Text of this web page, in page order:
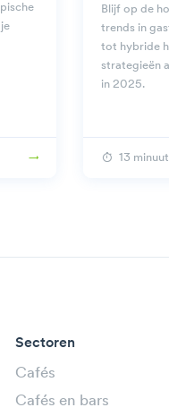
Blijf op de
trends in
tot hybride
strategieën
in 2025.
13
Sectoren
Cafés
Cafés en bars